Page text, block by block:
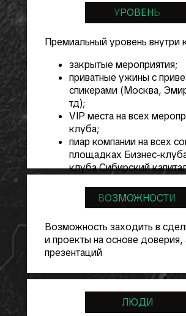
ВОЗМОЖНОСТИ
Возможность заходить в
и проекты на основе доверия,
презентаций
ЛЮДИ
УРОВЕНЬ
Премиальный уровень внутри
закрытые мероприятия;
приватные ужины с
спикерами (Москва,
тд);
VIP места на всех
клуба;
пиар компании на всех
площадках Бизнес-
клуба Сибирский